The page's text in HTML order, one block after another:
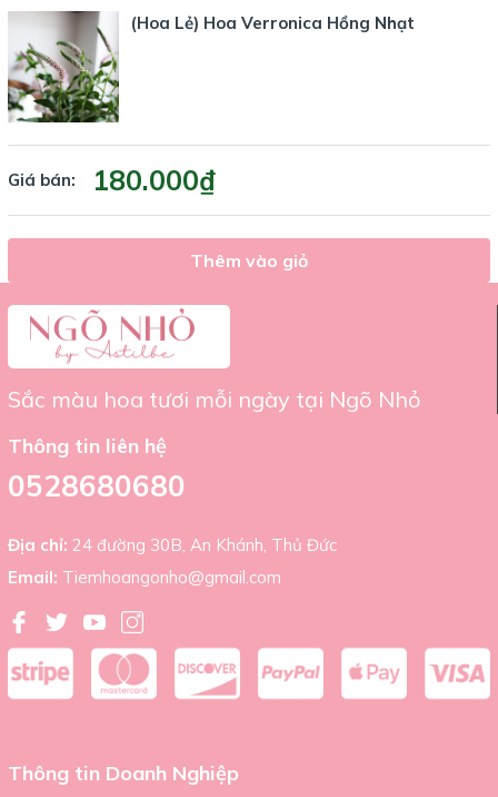
Hoa Verronica Hồng Nhạt rất thích hợp để trang trí trong
những không gian nhẹ nhàng và thanh thoát như phòng
khách, phòng ngủ, hoặc các khu vực trang trí nội thất nhỏ.
Sắc hồng nhạt sẽ mang lại sự ấm áp và dễ chịu cho không
gian sống của bạn.
Dịch Vụ Hỗ Trợ
của Tiệm Hoa Ngõ Nhỏ luôn sẵn sàng hỗ trợ và tư vấn để
giúp bạn có được trải nghiệm mua sắm tốt nhất.
Thông Tin Liên Hệ
Cửa hàng:Tiệm Hoa Ngõ Nhỏ
Số điện thoại:0522 680 680
Email: tiemhoangonho@gmail.com
(Hoa Lẻ) Hoa Verronica Hồng Nhạt
Giá bán: 180.000₫
Thêm vào giỏ
Sắc màu hoa tươi mỗi ngày tại Ngõ Nhỏ
Thông tin liên hệ
0528680680
Địa chỉ: 24 đường 30B, An Khánh, Thủ Đức
Email: Tiemhoangonho@gmail.com
Thông tin Doanh Nghiệp